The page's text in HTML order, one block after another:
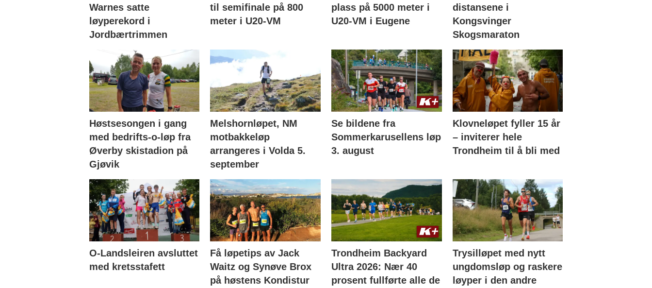
Warnes satte
løyperekord i
Jordbærtrimmen
til semifinale på 800
meter i U20-VM
plass på 5000 meter i
U20-VM i Eugene
distansene i
Kongsvinger
Skogsmaraton
Høstsesongen i gang
med bedrifts-o-løp fra
Øverby skistadion på
Gjøvik
Melshornløpet, NM
motbakkeløp
arrangeres i Volda 5.
september
Se bildene fra
Sommerkarusellens løp
3. august
Klovneløpet fyller 15 år
– inviterer hele
Trondheim til å bli med
O-Landsleiren avsluttet
med kretsstafett
Få løpetips av Jack
Waitz og Synøve Brox
på høstens Kondistur
Trondheim Backyard
Ultra 2026: Nær 40
prosent fullførte alle de
Trysilløpet med nytt
ungdomsløp og raskere
løyper i den andre